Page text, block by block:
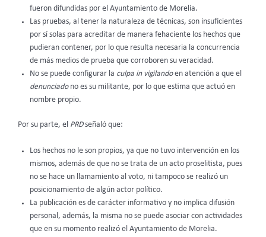
fueron difundidas por el Ayuntamiento de Morelia.
Las pruebas, al tener la naturaleza de técnicas, son insuficientes
por sí solas para acreditar de manera fehaciente los hechos que
pudieran contener, por lo que resulta necesaria la concurrencia
de más medios de prueba que corroboren su veracidad.
No se puede configurar la culpa in vigilandoen atención a que el
denunciadono es su militante, por lo que estima que actuó en
nombre propio.
Por su parte, el PRDseñaló que:
Los hechos no le son propios, ya que no tuvo intervención en los
mismos, además de que no se trata de un acto proselitista, pues
no se hace un llamamiento al voto, ni tampoco se realizó un
posicionamiento de algún actor político.
La publicación es de carácter informativo y no implica difusión
personal, además, la misma no se puede asociar con actividades
que en su momento realizó el Ayuntamiento de Morelia.